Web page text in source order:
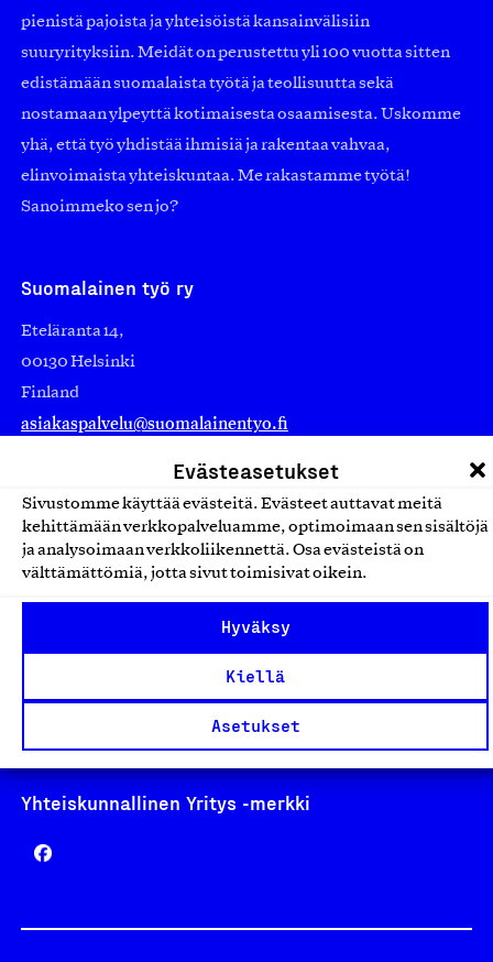
Evästeasetukset
Sivustomme käyttää evästeitä. Evästeet auttavat meitä
kehittämään verkkopalveluamme, optimoimaan sen sisältöjä
ja analysoimaan verkkoliikennettä. Osa evästeistä on
välttämättömiä, jotta sivut toimisivat oikein.
Hyväksy
Kiellä
Asetukset
pienistä pajoista ja yhteisöistä kansainvälisiin
suuryrityksiin. Meidät on perustettu yli 100 vuotta sitten
edistämään suomalaista työtä ja teollisuutta sekä
nostamaan ylpeyttä kotimaisesta osaamisesta. Uskomme
yhä, että työ yhdistää ihmisiä ja rakentaa vahvaa,
elinvoimaista yhteiskuntaa. Me rakastamme työtä!
Sanoimmeko sen jo?
Suomalainen työ ry
Eteläranta 14,
00130 Helsinki
Finland
asiakaspalvelu@suomalainentyo.fi
Avainlippu
Yhteiskunnallinen Yritys -merkki